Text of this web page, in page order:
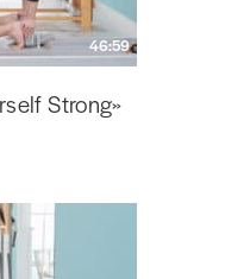
46:59
Strong»